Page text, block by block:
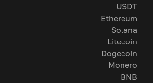
USDT
Ethereum
Solana
Litecoin
Dogecoin
Monero
BNB